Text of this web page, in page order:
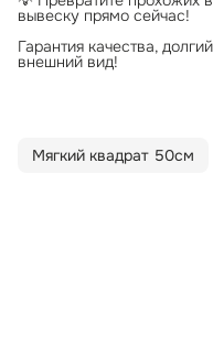
вывеску прямо сейчас!
Гарантия качества,
внешний вид!
Мягкий квадрат 50см